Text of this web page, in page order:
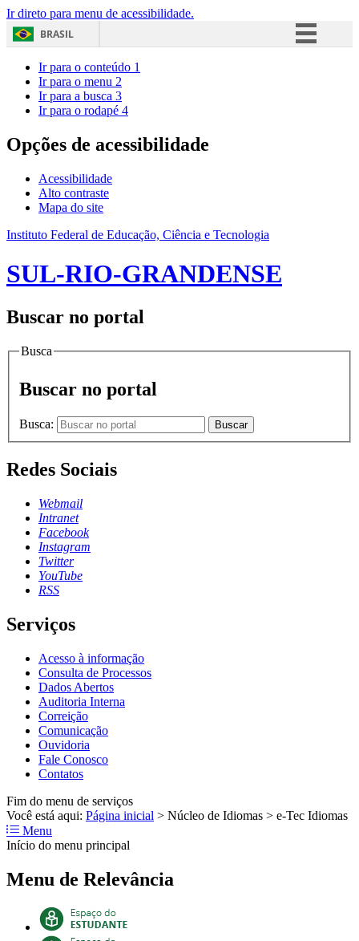
Ir direto para menu de acessibilidade.
BRASIL
Acesso à informação
Ir para o conteúdo 1
Ir para o menu 2
Ir para a busca 3
Ir para o rodapé 4
Opções de acessibilidade
Acessibilidade
Alto contraste
Mapa do site
Instituto Federal de Educação, Ciência e Tecnologia
SUL-RIO-GRANDENSE
Buscar no portal
Busca
Buscar no portal
Busca: Buscar
Redes Sociais
Webmail
Intranet
Facebook
Instagram
Twitter
YouTube
RSS
Serviços
Acesso à informação
Consulta de Processos
Dados Abertos
Auditoria Interna
Correição
Comunicação
Ouvidoria
Fale Conosco
Contatos
Fim do menu de serviços
Você está aqui: Página inicial > Núcleo de Idiomas > e-Tec Idiomas
Menu
Início do menu principal
Menu de Relevância